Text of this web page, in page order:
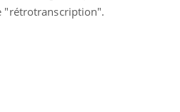
"rétrotranscription".